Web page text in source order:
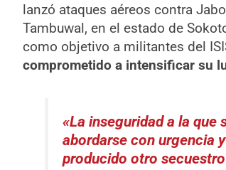
lanzó ataques aéreos contra
Tambuwal, en el estado de
como objetivo a militantes del
comprometido a intensificar su
«La inseguridad a la que
abordarse con urgencia
producido otro